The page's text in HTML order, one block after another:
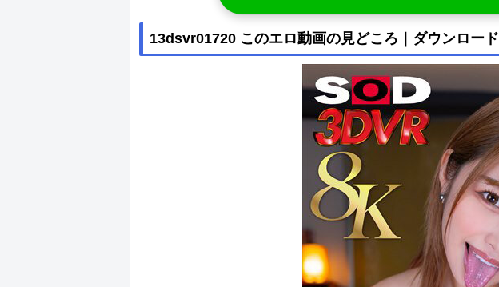
13dsvr01720 このエロ動画の見どころ｜ダウンロード